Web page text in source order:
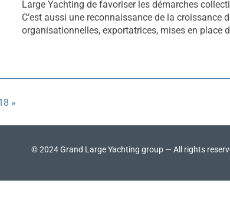
Large Yachting de favoriser les démarches
C’est aussi une reconnaissance de la croissance
organisationnelles, exportatrices, mises en place
»
© 2024 Grand Large Yachting group — All rights
nécessaires au
fonctionnement
du site Web.
Afin que notre
possible lors
Si vous refusez
fonctionnalités